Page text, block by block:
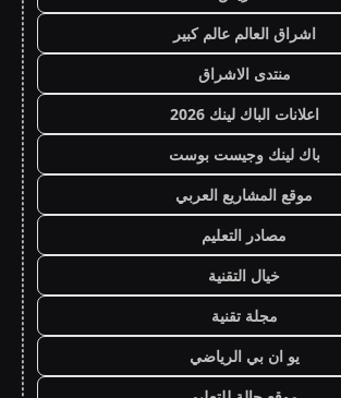
اشراق العالم عالم كبير
منتدى الاشراق
اعلانات الباك لينك 2026
باك لينك وجيست بوست
موقع المشاريع العربي
مصادر التعليم
خيال التقنية
مجلة تقنية
يو ان بي الرياضي